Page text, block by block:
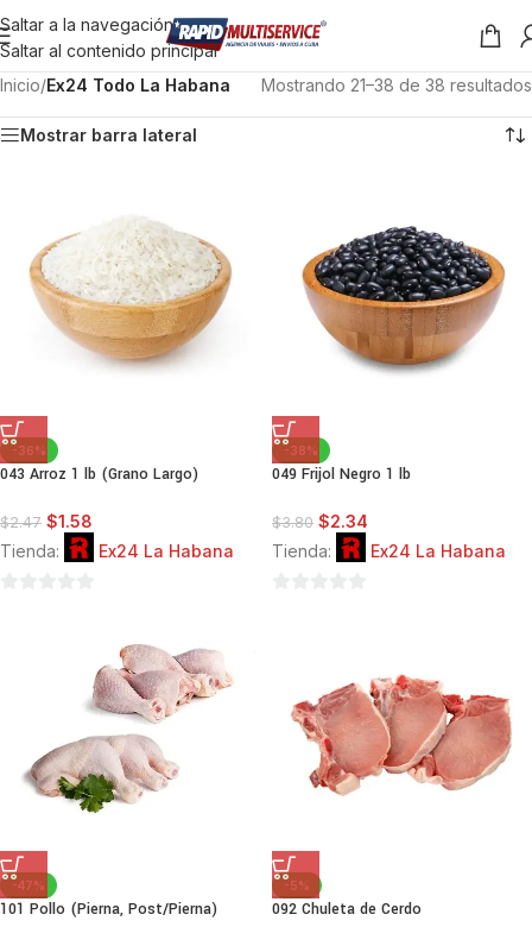
Saltar a la navegación
Saltar al contenido principal
Inicio/Ex24 Todo La Habana Mostrando 21–38 de 38 resultados
Mostrar barra lateral
-36%
043 Arroz 1 lb (Grano Largo)
$2.47 $1.58
Tienda:
Ex24 La Habana
-38%
049 Frijol Negro 1 lb
$3.80 $2.34
Tienda:
Ex24 La Habana
-47%
101 Pollo (Pierna, Post/Pierna)
-5%
092 Chuleta de Cerdo